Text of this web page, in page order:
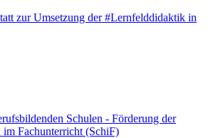
zur Umsetzung der #Lernfelddidaktik in
Schulen - Förderung der
im Fachunterricht (SchiF)